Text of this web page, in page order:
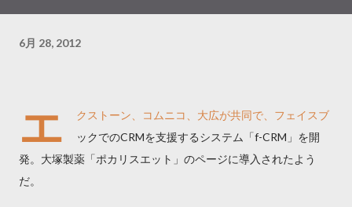
6月 28, 2012
エ
クストーン、コムニコ、大広が共同で、フェイスブ
ックでのCRMを支援するシステム「f-CRM」を開
発。大塚製薬「ポカリスエット」のページに導入されたよう
だ。